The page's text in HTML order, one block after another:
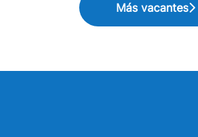
Más vacantes